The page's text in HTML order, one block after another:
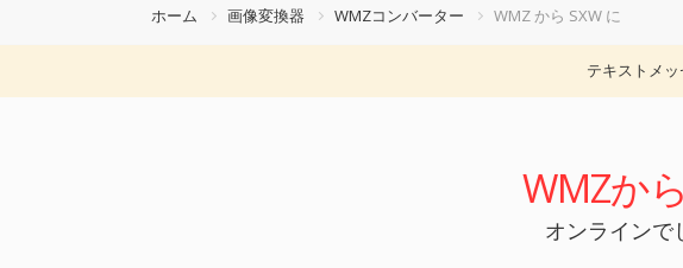
ホーム 画像変換器 WMZコンバーター WMZ から SXW に
テキストメ
WMZか
オンラインで